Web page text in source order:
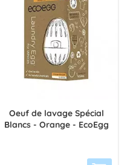
Oeuf de lavage Spécial
Blancs - Orange - EcoEgg